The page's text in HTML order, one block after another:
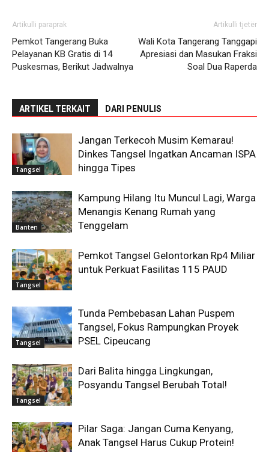
Artikulli paraprak
Pemkot Tangerang Buka
Pelayanan KB Gratis di 14
Puskesmas, Berikut Jadwalnya
Artikulli tjetër
Wali Kota Tangerang Tanggapi
Apresiasi dan Masukan Fraksi
Soal Dua Raperda
ARTIKEL TERKAIT DARI PENULIS
Tangsel
Jangan Terkecoh Musim Kemarau!
Dinkes Tangsel Ingatkan Ancaman ISPA
hingga Tipes
Banten
Kampung Hilang Itu Muncul Lagi, Warga
Menangis Kenang Rumah yang
Tenggelam
Tangsel
Pemkot Tangsel Gelontorkan Rp4 Miliar
untuk Perkuat Fasilitas 115 PAUD
Tangsel
Tunda Pembebasan Lahan Puspem
Tangsel, Fokus Rampungkan Proyek
PSEL Cipeucang
Tangsel
Dari Balita hingga Lingkungan,
Posyandu Tangsel Berubah Total!
Pilar Saga: Jangan Cuma Kenyang,
Anak Tangsel Harus Cukup Protein!